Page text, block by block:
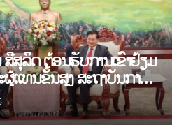
ສຸລິດ ຕ້ອນຮັບການເຂົ້າຢ້ຽມ
ຜູ້ແທນຂັ້ນສູງ ສະຖາບັນການ
ຮ່ຈີມິນ ແລະ ສະຖາບັນບັນດິດ
ຫວຽດນາມ